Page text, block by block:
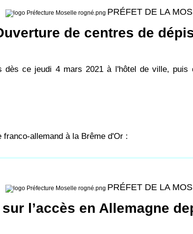
PRÉFET DE LA
de centres de
dès ce jeudi 4 mars 2021 à l'hôtel de ville, puis
allemand à la Brême d'Or :
PRÉFET DE LA
l’accès en Allemagne